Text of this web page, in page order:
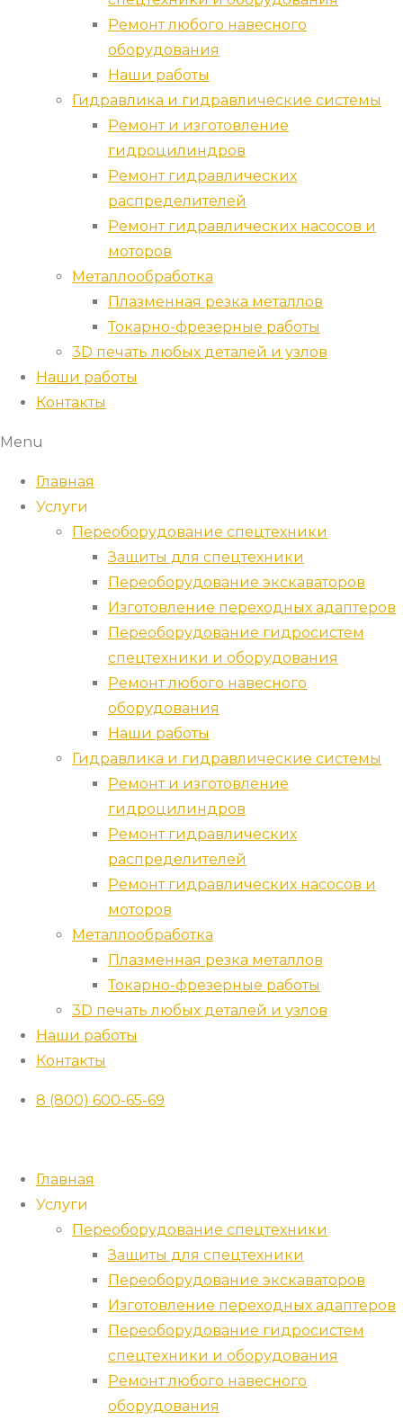
Ремонт любого навесного
оборудования
Наши работы
Гидравлика и гидравлические системы
Ремонт и изготовление
гидроцилиндров
Ремонт гидравлических
распределителей
Ремонт гидравлических насосов и
моторов
Металлообработка
Плазменная резка металлов
Токарно-фрезерные работы
3D печать любых деталей и узлов
Наши работы
Контакты
Menu
Главная
Услуги
Переоборудование спецтехники
Защиты для спецтехники
Переоборудование экскаваторов
Изготовление переходных адаптеров
Переоборудование гидросистем
спецтехники и оборудования
Ремонт любого навесного
оборудования
Наши работы
Гидравлика и гидравлические системы
Ремонт и изготовление
гидроцилиндров
Ремонт гидравлических
распределителей
Ремонт гидравлических насосов и
моторов
Металлообработка
Плазменная резка металлов
Токарно-фрезерные работы
3D печать любых деталей и узлов
Наши работы
Контакты
8 (800) 600-65-69
Главная
Услуги
Переоборудование спецтехники
Защиты для спецтехники
Переоборудование экскаваторов
Изготовление переходных адаптеров
Переоборудование гидросистем
спецтехники и оборудования
Ремонт любого навесного
оборудования